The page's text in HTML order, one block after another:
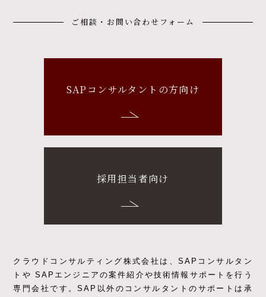
ご相談・お問い合わせフォーム
SAPコンサルタントの方向け
採用担当者向け
クラウドコンサルティング株式会社は、SAPコンサルタン
トや SAPエンジニアの案件紹介や技術情報サポートを行う
専門会社です。SAP以外のコンサルタントのサポートは承